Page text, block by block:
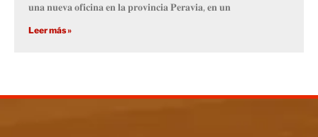
𝐮𝐧𝐚 𝐧𝐮𝐞𝐯𝐚 𝐨𝐟𝐢𝐜𝐢𝐧𝐚 𝐞𝐧 𝐥𝐚 𝐩𝐫𝐨𝐯𝐢𝐧𝐜𝐢𝐚 𝐏𝐞𝐫𝐚𝐯𝐢𝐚, 𝐞𝐧 𝐮𝐧
Leer más »